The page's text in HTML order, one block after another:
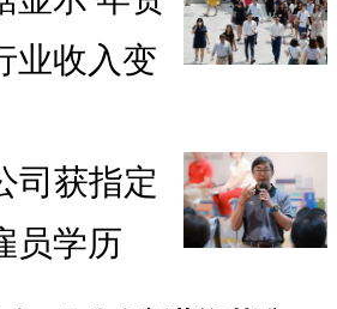
业收入变
司获指定
员学历